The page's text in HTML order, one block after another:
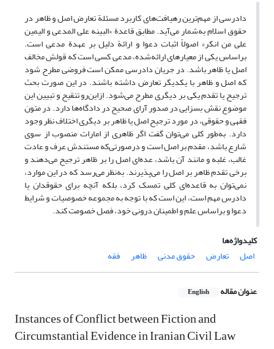
دادرسی از مهم‌ترین رهیافت‌های کاربرد مسئلة تعارض اصل و ظاهر در
حقوق اسلام به‌شمار می‌آید. مطابق قاعدة «البینه علی المدعی و الیمین
علی من انکر» اصولاً اثبات دعوا و ارائة دلیل بر عهدة مدعی است.
براساس یکی از معیارهای ارائه‌شده، مدعی کسی است که قولش مخالف
اصل یا ظاهر باشد. در جریان دادرسی ممکن است فروضی مطرح شود
که اصل و ظاهر با یکدیگر تعارض داشته باشند. در این صورت بحث
ترجیح یا تقدم یکی بر دیگری مطرح می‌شود. ازاین‌رو تنقیح و تبیین این
موضوع نقش بسزایی در صدور آرای صحیح در دادگاه‌ها دارد. در متون
فقهی و حقوقی، در مورد ترجیح اصل یا ظاهر بر دیگری اختلاف نظر وجود
دارد. به‌طور کلی می‌توان گفت اگر ظاهری از امارات منصوب از سوی
شارع باشد، مقدم بر اصل است و درصورتی‌که مستندش عرف و عادت
غالب، غلبه و مانند آن باشد، عده‌ای اصل را بر ظاهر ترجیح می‌دهند و
برخی تقدم ظاهر بر اصل را می‌پذیرند. به‌نظر می‌رسد که در این موارد،
نمی‌توان به قاعده‌ای کلی تمسک کرد، بلکه آنچه برای حقوقدان یا
دادرس مهم است، این است که با توجه به مجموعه خصوصیات و شرایط
دعوا و براساس علم و اطمینان درونی خود، فصل خصومت کند.
کلیدواژه‌ها
اصل
تعارض حقوق مدنی ظاهر فقه
عنوان مقاله English
Instances of Conflict between Fiction and
Circumstantial Evidence in Iranian Civil Law